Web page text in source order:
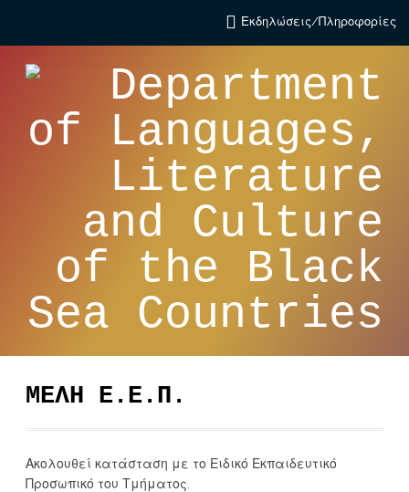
Εκδηλώσεις/Πληροφορίες
ΜΕΛΗ Ε.Ε.Π.
Ακολουθεί κατάσταση με το Ειδικό Εκπαιδευτικό
Προσωπικό του Τμήματος.